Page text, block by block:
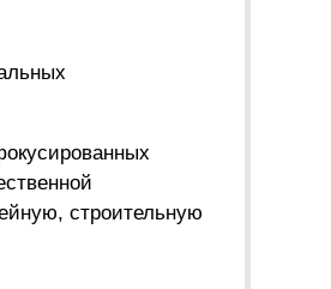
строительную